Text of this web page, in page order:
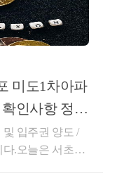
세 충족하였으
대상 양도차익
제는 94조 1
미도1차아파
인사항 정리
입주권 양도 /
.오늘은 서초구